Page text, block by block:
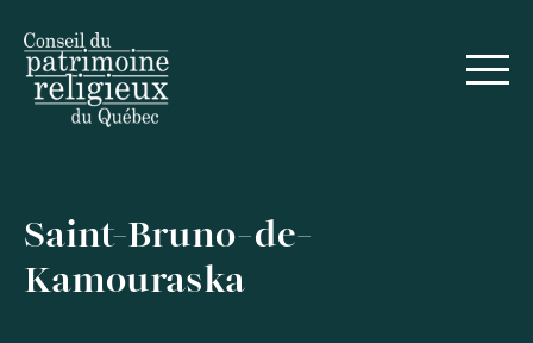
Saint-Bruno-de-
Kamouraska